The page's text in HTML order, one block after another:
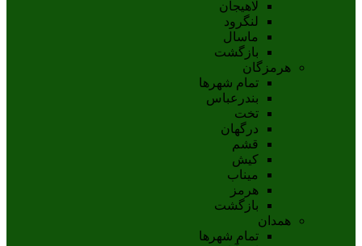
لاهيجان
لنگرود
ماسال
بازگشت
هرمزگان
تمام شهر‌ها
بندرعباس
تخت
درگهان
قشم
کيش
ميناب
هرمز
بازگشت
همدان
تمام شهر‌ها